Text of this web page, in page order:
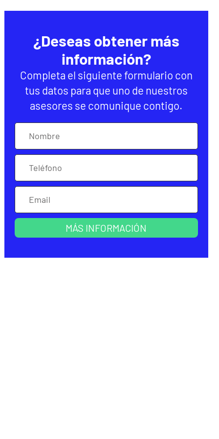
¿Deseas obtener más
información?
Completa el siguiente formulario con
tus datos para que uno de nuestros
asesores se comunique contigo.
MÁS INFORMACIÓN